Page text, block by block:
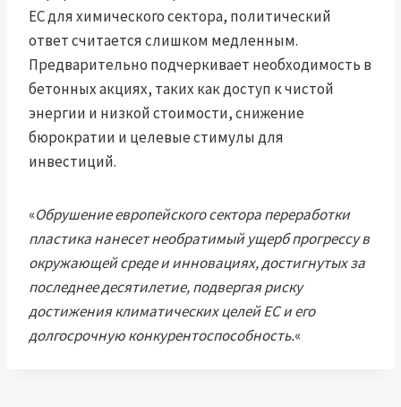
ЕС для химического сектора, политический
ответ считается слишком медленным.
Предварительно подчеркивает необходимость в
бетонных акциях, таких как доступ к чистой
энергии и низкой стоимости, снижение
бюрократии и целевые стимулы для
инвестиций.
«Обрушение европейского сектора переработки
пластика нанесет необратимый ущерб прогрессу в
окружающей среде и инновациях, достигнутых за
последнее десятилетие, подвергая риску
достижения климатических целей ЕС и его
долгосрочную конкурентоспособность.«